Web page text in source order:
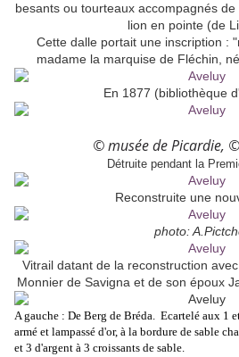
besants ou tourteaux accompagnés
lion en pointe (de
Cette dalle portait une inscription :
madame la marquise de Fléchin,
En 1877 (bibliothèque
© musée de Picardie,
Détruite pendant la
Reconstruite une
photo:
Vitrail datant de la reconstruction
Monnier de Savigna et de son époux
A gauche : De Berg de Bréda. Ecartelé aux 1
armé et lampassé d'or, à la bordure de sable
et 3 d'argent à 3 croissants de sable.